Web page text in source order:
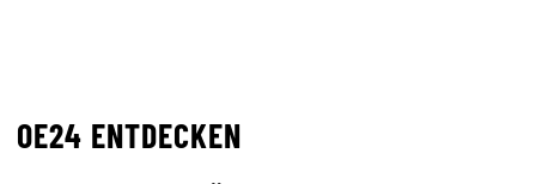
OE24 ENTDECKEN